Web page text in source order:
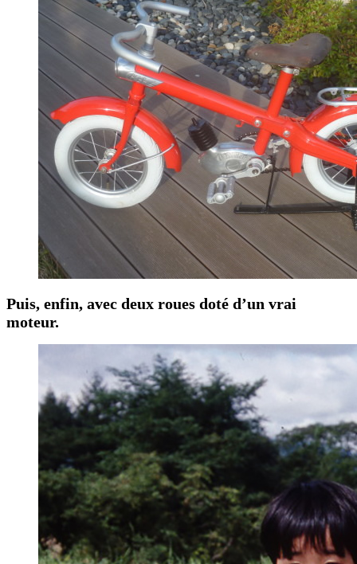
Puis, enfin, avec deux roues doté d’un vrai
moteur.